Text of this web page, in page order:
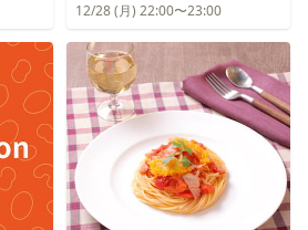
12/28 (月) 22:00〜23:00